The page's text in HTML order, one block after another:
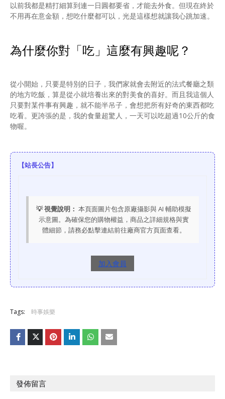
以前我都是精打細算到連一日圓都要省，才能去外食。但現在終於
不用再在意金額，想吃什麼都可以，光是這樣想就讓我心跳加速。
為什麼你對「吃」這麼有興趣呢？
從小開始，只要是特別的日子，我們家就會去附近的法式餐廳之類
的地方吃飯，算是從小就培養出來的對美食的喜好。而且我這個人
只要對某件事有興趣，就不能半吊子，會想把所有好奇的東西都吃
吃看。更誇張的是，我的食量超驚人，一天可以吃超過10公斤的食
物喔。
【站長公告】
💡 視覺說明： 本頁面圖片包含原廠攝影與 AI 輔助模擬
示意圖。為確保您的購物權益，商品之詳細規格與實
體細節，請務必點擊連結前往廠商官方頁面查看。
加入會員
Tags: 時事娛樂
發佈留言